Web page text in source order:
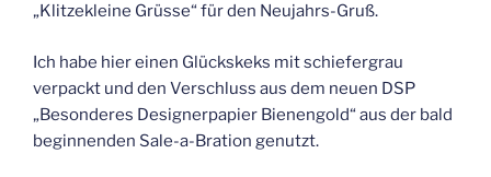
„Klitzekleine Grüsse“ für den Neujahrs-Gruß.
Ich habe hier einen Glückskeks mit schiefergrau
verpackt und den Verschluss aus dem neuen DSP
„Besonderes Designerpapier Bienengold“ aus der bald
beginnenden Sale-a-Bration genutzt.